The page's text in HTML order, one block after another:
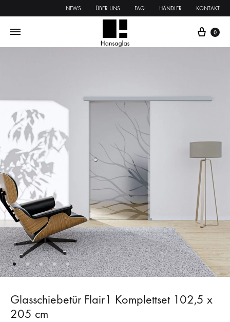
NEWS ÜBER UNS FAQ HÄNDLER KONTAKT
0
Glasschiebetür Flair1 Komplettset 102,5 x
205 cm